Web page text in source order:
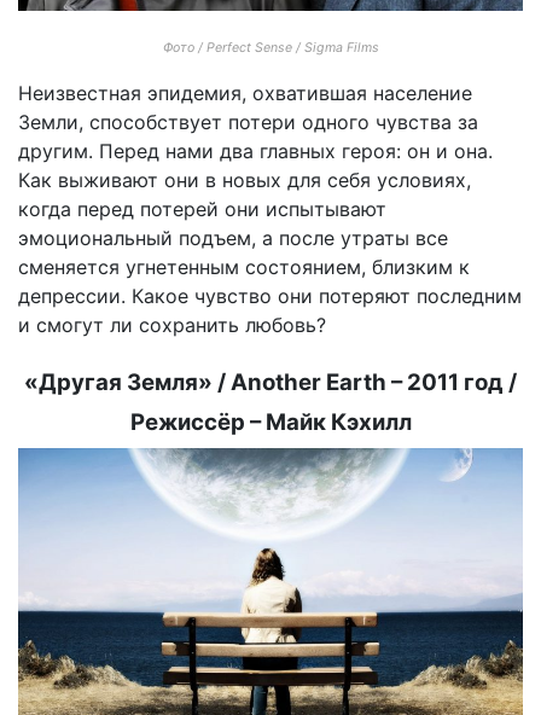
Фото / Perfect Sense / Sigma Films
Неизвестная эпидемия, охватившая население
Земли, способствует потери одного чувства за
другим. Перед нами два главных героя: он и она.
Как выживают они в новых для себя условиях,
когда перед потерей они испытывают
эмоциональный подъем, а после утраты все
сменяется угнетенным состоянием, близким к
депрессии. Какое чувство они потеряют последним
и смогут ли сохранить любовь?
«Другая Земля» / Another Earth – 2011 год /
Режиссёр – Майк Кэхилл